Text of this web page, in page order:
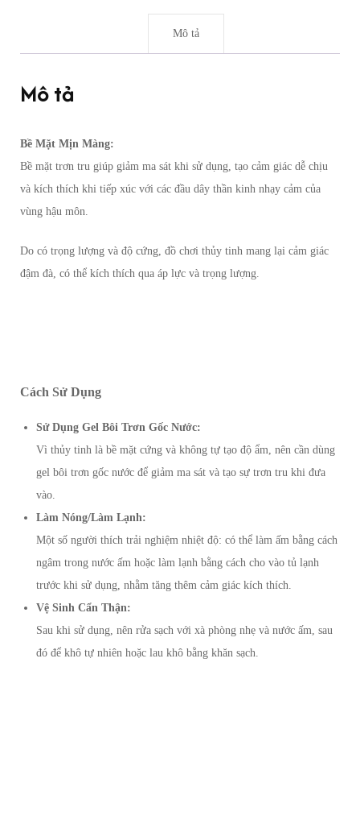
Mô tả
Mô tả
Bề Mặt Mịn Màng:
Bề mặt trơn tru giúp giảm ma sát khi sử dụng, tạo cảm giác dễ chịu
và kích thích khi tiếp xúc với các đầu dây thần kinh nhạy cảm của
vùng hậu môn.
Do có trọng lượng và độ cứng, đồ chơi thủy tinh mang lại cảm giác
đậm đà, có thể kích thích qua áp lực và trọng lượng.
Cách Sử Dụng
Sử Dụng Gel Bôi Trơn Gốc Nước:
Vì thủy tinh là bề mặt cứng và không tự tạo độ ẩm, nên cần dùng
gel bôi trơn gốc nước để giảm ma sát và tạo sự trơn tru khi đưa
vào.
Làm Nóng/Làm Lạnh:
Một số người thích trải nghiệm nhiệt độ: có thể làm ấm bằng cách
ngâm trong nước ấm hoặc làm lạnh bằng cách cho vào tủ lạnh
trước khi sử dụng, nhằm tăng thêm cảm giác kích thích.
Vệ Sinh Cẩn Thận:
Sau khi sử dụng, nên rửa sạch với xà phòng nhẹ và nước ấm, sau
đó để khô tự nhiên hoặc lau khô bằng khăn sạch.